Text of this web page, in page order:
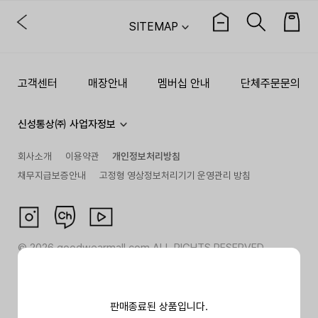
판매종료된 상품입니다.
SITEMAP
고객센터 매장안내 멤버십 안내 단체주문문의
신성통상㈜ 사업자정보
회사소개 이용약관
개인정보처리방침
채무지급보증안내
고정형 영상정보처리기기 운영관리 방침
©2026goodwearmall.com ALL RIGHTS RESERVED